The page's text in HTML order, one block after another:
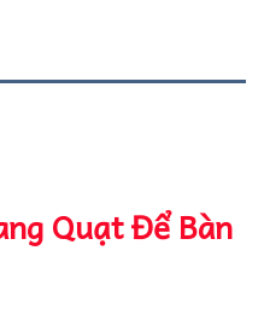
Quạt Để Bàn